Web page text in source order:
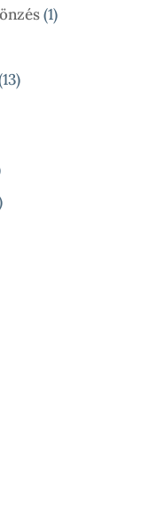
Termék
11
1313